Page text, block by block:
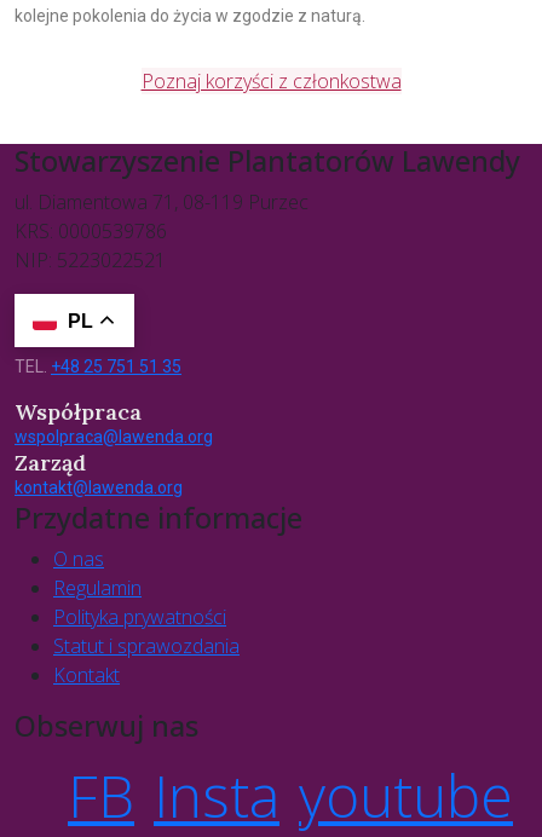
kolejne pokolenia do życia w zgodzie z naturą.
Poznaj korzyści z członkostwa
Stowarzyszenie Plantatorów Lawendy
ul. Diamentowa 71, 08-119 Purzec
KRS: 0000539786
NIP: 5223022521
PL
TEL. +48 25 751 51 35
Współpraca
wspolpraca@lawenda.org
Zarząd
kontakt@lawenda.org
Przydatne informacje
O nas
Regulamin
Polityka prywatności
Statut i sprawozdania
Kontakt
Obserwuj nas
FB Insta youtube